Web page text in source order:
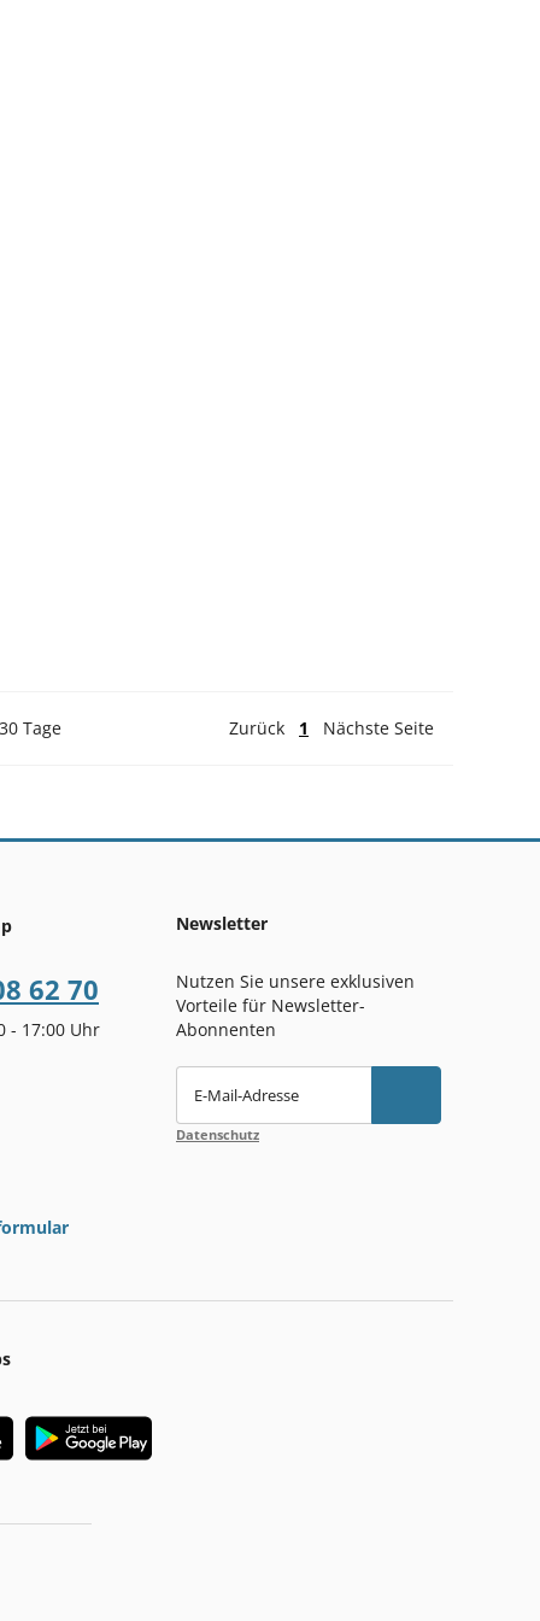
Tage Zurück 1 Nächste Seite
62 70
- 17:00 Uhr
Newsletter
Nutzen Sie unsere exklusiven
Vorteile für Newsletter-
Abonnenten
E-Mail-Adresse
Datenschutz